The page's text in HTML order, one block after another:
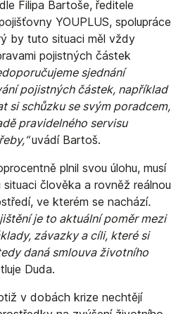
Filipa Bartoše, ředitele
YOUPLUS, spolupráce
by tuto situaci měl vždy
pojistných částek
sjednání
pojistných částek, například
si schůzku se svým poradcem,
pravidelného servisu
uvádí Bartoš.
plnil svou úlohu, musí
člověka a rovněž reálnou
ve kterém se nachází.
je to aktuální poměr mezi
závazky a cíli, které si
daná smlouva životního
Duda.
v dobách krize nechtějí